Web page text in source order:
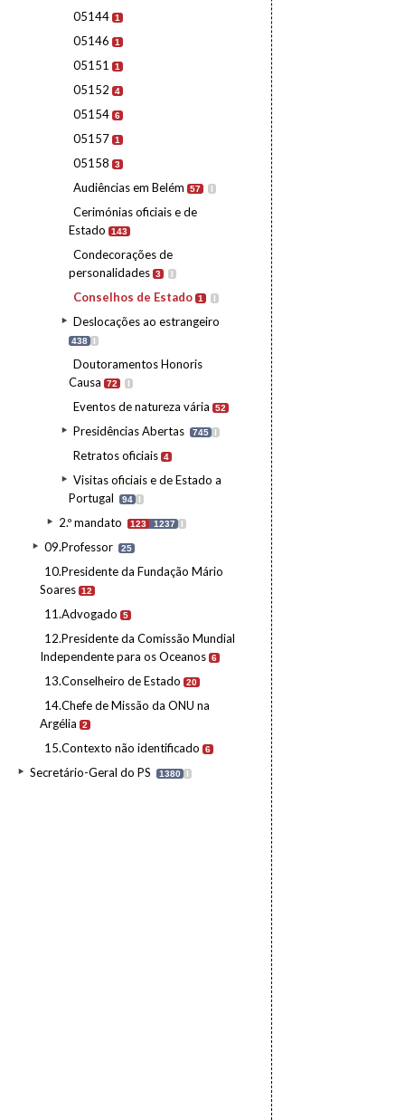
05144 1
05146 1
05151 1
05152 4
05154 6
05157 1
05158 3
Audiências em Belém 57 I
Cerimónias oficiais e de
Estado
143
Condecorações de
personalidades 3 I
Conselhos de Estado 1 I
Deslocações ao estrangeiro
438 I
Doutoramentos Honoris
Causa
72 I
Eventos de natureza vária 52
Presidências Abertas 745 I
Retratos oficiais 4
Visitas oficiais e de Estado a
Portugal
94 I
2.º mandato 123 1237 I
09.Professor 25
10.Presidente da Fundação Mário
Soares 12
11.Advogado 5
12.Presidente da Comissão Mundial
Independente para os Oceanos 6
13.Conselheiro de Estado 20
14.Chefe de Missão da ONU na
Argélia
2
15.Contexto não identificado 6
Secretário-Geral do PS 1380 I